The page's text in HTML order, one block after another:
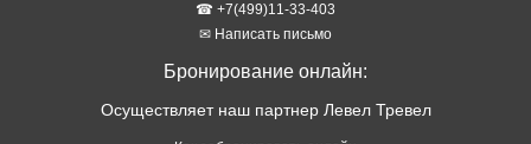
Политика обработки персональных данных
Подбор тура в WhatsApp
ТОП стран